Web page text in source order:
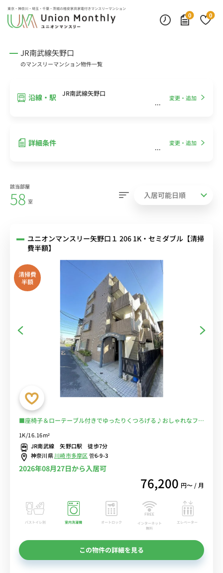
東京・神奈川・埼玉・千葉・茨城の格安家具家電付きマンスリーマンション
0
0
JR南武線矢野口
のマンスリーマンション物件一覧
沿線・駅 JR南武線矢野口
変更・追加
詳細条件 変更・追加
該当部屋
58 室
ユニオンマンスリー矢野口１ 206 1K・セミダブル【清掃
費半額】
清掃費
半額
■座椅子＆ローテーブル付きでゆったりくつろげる♪おしゃれなフロ
し/駅前には25時まで営業の「FUJI」やいなげやなどスーパー複数あ
り/多摩川沿いを散歩するのも気持ちいい■選べるWi-Fi格安レンタル
中！
1K/16.16m²
JR南武線 矢野口駅 徒歩7分
神奈川県川崎市多摩区菅6-9-3
2026年08月27日から入居可
76,200 円〜 / 月
バストイレ別 室内洗濯機 オートロック
インターネット
無料
エレベーター
この物件の詳細を見る